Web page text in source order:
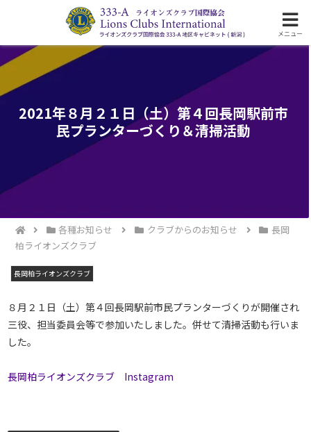
ライオンズクラブ国際協会333-A地区の活動
2021年８月２１日（土）第４回長岡駅前市
民プランターづくり＆清掃活動
各種お知らせ クラブからのお知らせ
長岡
柏ライオンズクラブ
長岡柏ライオンズクラブ
８月２１日（土）第４回長岡駅前市民プランターづくりが開催され
三役、担当委員会等で参加いたしました。併せて清掃活動も行いま
した。
長岡柏ライオンズクラブ Instagram
メニュー